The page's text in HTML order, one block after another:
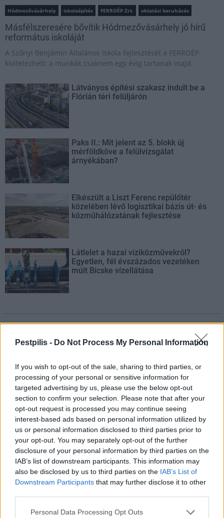
Pestpilis - Do Not Process My Personal Information
If you wish to opt-out of the sale, sharing to third parties, or
processing of your personal or sensitive information for
targeted advertising by us, please use the below opt-out
section to confirm your selection. Please note that after your
opt-out request is processed you may continue seeing
interest-based ads based on personal information utilized by
us or personal information disclosed to third parties prior to
your opt-out. You may separately opt-out of the further
disclosure of your personal information by third parties on the
IAB’s list of downstream participants. This information may
also be disclosed by us to third parties on the IAB’s List of
Downstream Participants that may further disclose it to other
Personal Data Processing Opt Outs
Hódmezővásárhely iskolaépítés FERROÉP Zrt. oktatási beruházás
Másfélszeresére bővítik Hódmezővásárhely jó hírű
református iskoláját
A Szőnyi Benjámin Általános Iskola fejlesztését a FERROÉP
kivitelezheti; a munkák csaknem egy évig tartanak majd.
Látványos építési szakasz indult be a
Flórián téri felüljárón
Paks II.: Mit jelent az 5. blokk új
mérföldköve a felülvizsgálat
árnyékában?
Elkészült a Liszt Ferenc repülőtér
közelében lévő logisztikai bázis út- és
közműhálózatának fejlesztése
Látlelet a hazai víziközművekről?
Egyetlen, fél évszázados vezetéken
múlt Bicske vízellátása
Amire többmillióan vártunk: szombattól másodfokúra
csökken a riasztás